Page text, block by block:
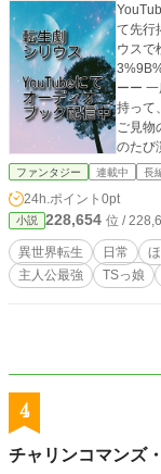
ガス、
提案
がある
取でき
事態が
た。田
る。AI
しい仲
達。惑
じ過
測シス
は、光
の滅亡
十人の
て先行
ウスで
ーー
持って
ご見物
のたび
転生し
物語は
に、コ
づくり、革
語、皆
錬もの
重の
ー、
ファンタジー 連載中 長
24h.ポイント 0pt
小説 228,654 位 /
異世界転生 日常
主人公最強
TSっ娘
4
チャリンコマンズ